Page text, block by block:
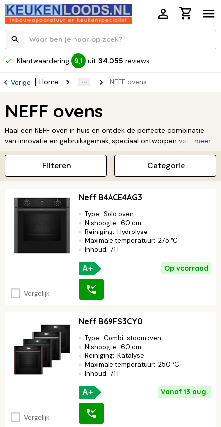
Klantwaardering 9,1 uit 34.055 reviews
Vorige Home NEFF ovens
NEFF ovens
Haal een NEFF oven in huis en ontdek de perfecte combinatie
van innovatie en gebruiksgemak, speciaal ontworpen voor de
inschuifbare Slide&Hide® ovendeur en het CircoTherm®
heteluchtsysteem, heb je optimale vrijheid en controle tijdens
het koken. Het stijlvolle design maakt jouw NEFF oven bovendien
een echte eyecatcher in iedere keuken. Lees verder ↓
meer...
Categorie
Filteren
Vergelijk
Neff B4ACE4AG3
Type: Solo oven
Nishoogte: 60 cm
Reiniging: Hydrolyse
Maximale temperatuur: 275 °C
Inhoud: 71 l
A+ Op voorraad
Vergelijk
Neff B69FS3CY0
Type: Combi-stoomoven
Nishoogte: 60 cm
Reiniging: Katalyse
Maximale temperatuur: 250 °C
Inhoud: 71 l
A+ Vanaf 13 aug.